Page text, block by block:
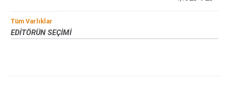
Tüm Varlıklar
EDITÖRÜN SEÇIMI